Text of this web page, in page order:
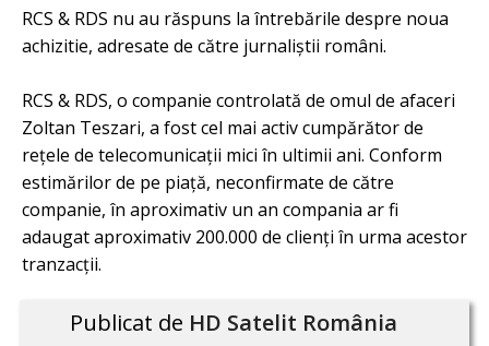
RCS & RDS nu au răspuns la întrebările despre noua
achizitie, adresate de către jurnaliștii români.
RCS & RDS, o companie controlată de omul de afaceri
Zoltan Teszari, a fost cel mai activ cumpărător de
rețele de telecomunicații mici în ultimii ani. Conform
estimărilor de pe piață, neconfirmate de către
companie, în aproximativ un an compania ar fi
adaugat aproximativ 200.000 de clienți în urma acestor
tranzacții.
Publicat de HD Satelit România